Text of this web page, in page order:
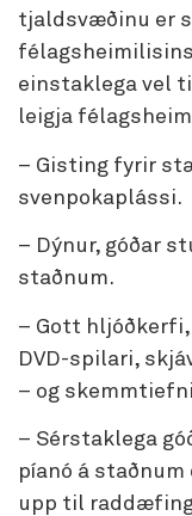
tjaldsvæðinu er
einstaklega vel
leigja
– Gisting fyrir
svenpokaplássi.
– Dýnur, góðar
staðnum.
– Gott
DVD-spilari,
– og
– Sérstaklega
píanó á
upp til